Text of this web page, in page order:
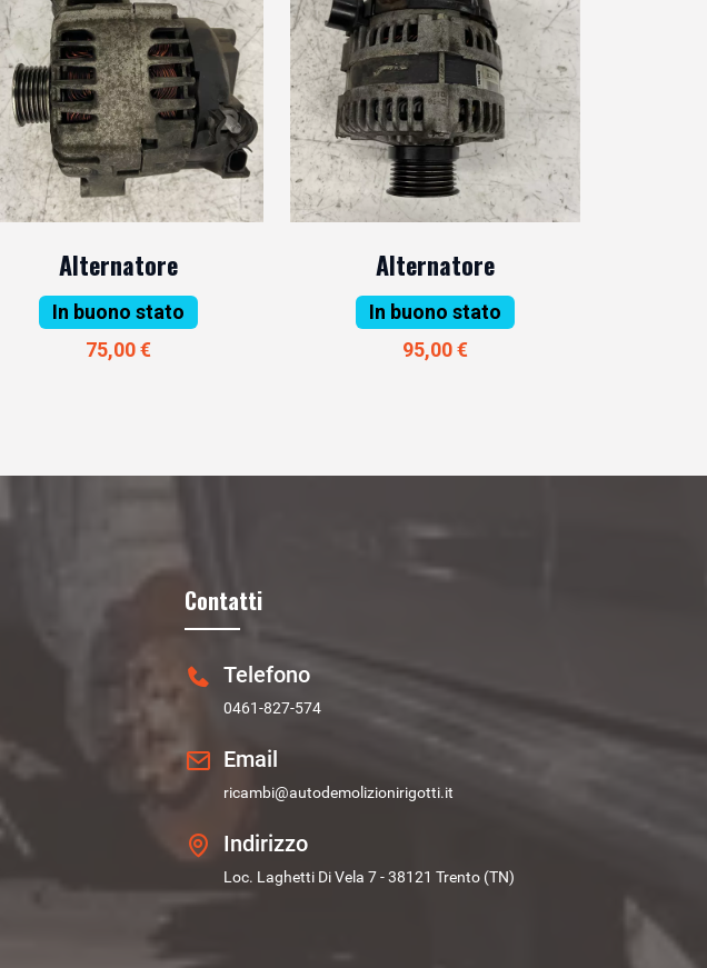
Alternatore
In buono stato
75,00 €
Alternatore
In buono stato
95,00 €
Contatti
Telefono
0461-827-574
Email
ricambi@autodemolizionirigotti.it
Indirizzo
Loc. Laghetti Di Vela 7 - 38121 Trento (TN)